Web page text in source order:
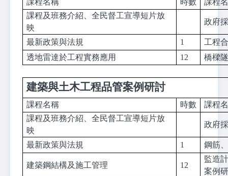
課程及班務介紹、全民督工宣導短片放
映
政府
最新政策與法規 1
工程
透地雷達於工程實務應用
12 橋樑
建築與土木工程品管案例研討
課程名稱 時數
課程
課程及班務介紹、全民督工宣導短片放
映
政府
最新政策與法規 1 鋼筋
建築鋼結構及施工管理 12
監造
案例